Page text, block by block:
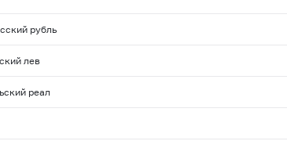
рубль
лев
реал